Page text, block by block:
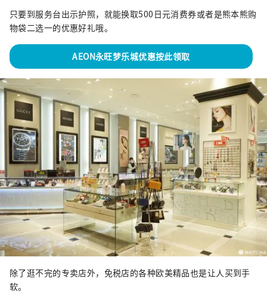
只要到服务台出示护照，就能换取500日元消费券或者是熊本熊购
物袋二选一的优惠好礼哦。
AEON永旺梦乐城优惠按此领取
除了逛不完的专卖店外，免税店的各种欧美精品也是让人买到手
软。